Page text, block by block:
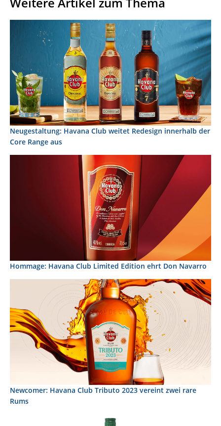
Neugestaltung: Havana Club weitet Redesign innerhalb der
Core Range aus
Hommage: Havana Club Limited Edition ehrt Don Navarro
Newcomer: Havana Club Tributo 2023 vereint zwei rare
Rums